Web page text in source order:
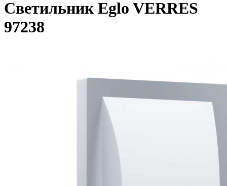
Светильник Eglo VERRES
97238